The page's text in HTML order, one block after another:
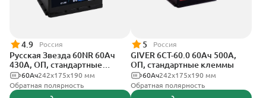
4.9 Россия
Русская Звезда 60NR 60Ач
430А, ОП, стандартные
клеммы242x175x190 мм
60Ач
Обратная полярность
5 Россия
GIVER 6СТ-60.0 60Ач 500А,
ОП, стандартные клеммы
242х175х190 мм
60Ач
Обратная полярность